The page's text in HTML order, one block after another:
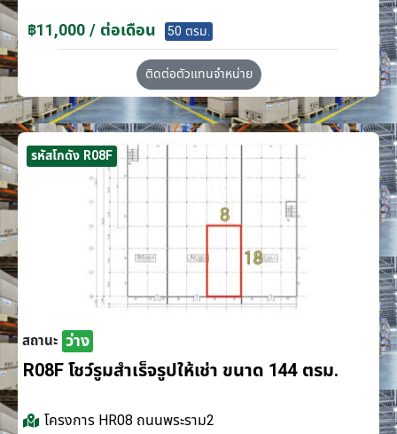
฿11,000 / ต่อเดือน 50 ตรม.
ติดต่อตัวแทนจำหน่าย
รหัสโกดัง R08F
สถานะ ว่าง
R08F โชว์รูมสำเร็จรูปให้เช่า ขนาด 144 ตรม.
โครงการ HR08 ถนนพระราม2